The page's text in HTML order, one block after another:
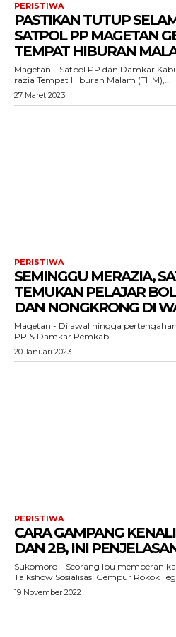
PERISTIWA
PASTIKAN TUTUP
SATPOL PP MAGETAN
TEMPAT HIBURAN
Magetan – Satpol PP dan Damkar
razia Tempat Hiburan Malam (THM),...
27 Maret 2023
PERISTIWA
SEMINGGU MERAZIA,
TEMUKAN PELAJAR
DAN NONGKRONG DI
Magetan - Di awal hingga
PP & Damkar Pemkab...
20 Januari 2023
PERISTIWA
CARA GAMPANG
DAN 2B, INI
Sukomoro – Seorang Ibu
Talkshow Sosialisasi Gempur Rokok
19 November 2022